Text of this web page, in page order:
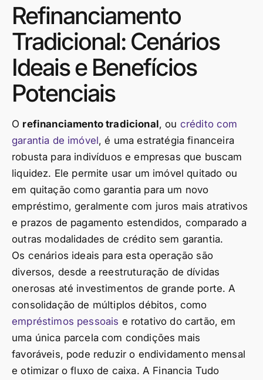
Refinanciamento
Tradicional: Cenários
Ideais e Benefícios
Potenciais
O refinanciamento tradicional, ou crédito com
garantia de imóvel, é uma estratégia financeira
robusta para indivíduos e empresas que buscam
liquidez. Ele permite usar um imóvel quitado ou
em quitação como garantia para um novo
empréstimo, geralmente com juros mais atrativos
e prazos de pagamento estendidos, comparado a
outras modalidades de crédito sem garantia.
Os cenários ideais para esta operação são
diversos, desde a reestruturação de dívidas
onerosas até investimentos de grande porte. A
consolidação de múltiplos débitos, como
empréstimos pessoais e rotativo do cartão, em
uma única parcela com condições mais
favoráveis, pode reduzir o endividamento mensal
e otimizar o fluxo de caixa. A Financia Tudo